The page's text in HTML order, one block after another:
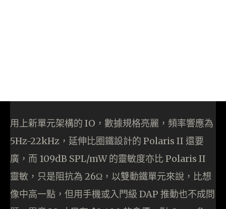
用上新單元架構的 IO，數據規格亮麗，頻率響應為
5Hz-22kHz，延伸比圈鐵設計的 Polaris II 還要
廣，而 109dB SPL/mW 的靈敏度亦比 Polaris II
靈敏，只是阻抗為 26Ω，以雙動鐵單元來說，比想
像中高一點，但用手機或入門級 DAP 推動也不成問